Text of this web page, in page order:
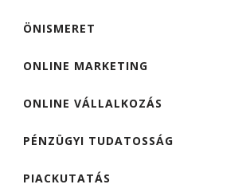
ÖNISMERET
ONLINE MARKETING
ONLINE VÁLLALKOZÁS
PÉNZÜGYI TUDATOSSÁG
PIACKUTATÁS